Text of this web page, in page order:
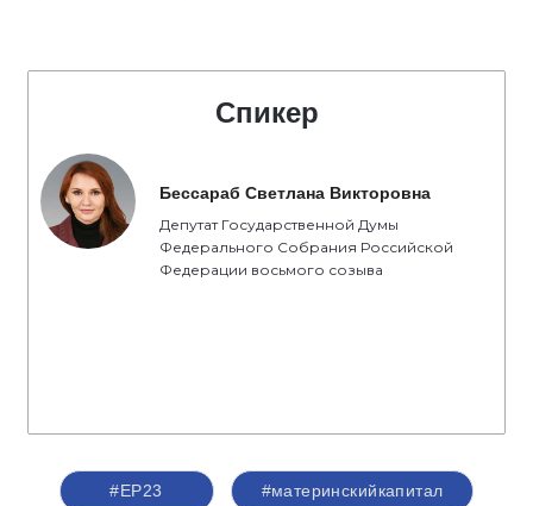
Спикер
Бессараб Светлана Викторовна
Депутат Государственной Думы
Федерального Собрания Российской
Федерации восьмого созыва
#ЕР23 #материнскийкапитал